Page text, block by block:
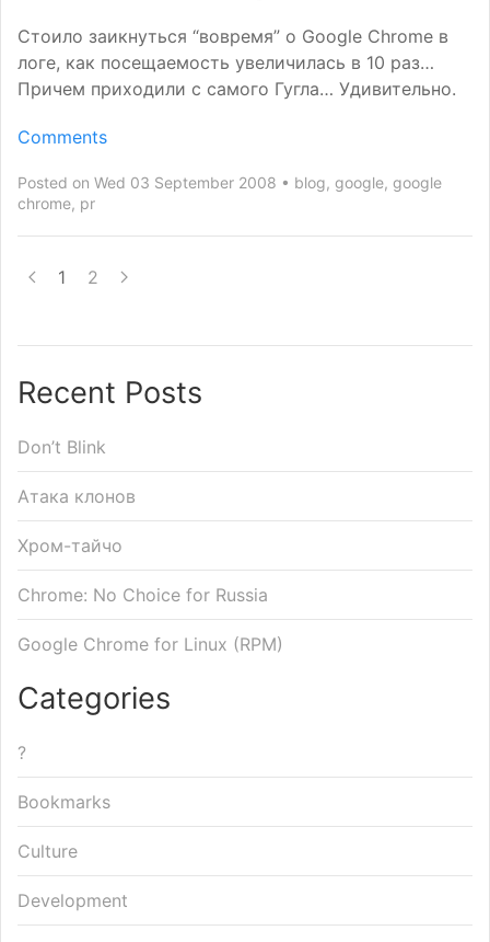
Стоило заикнуться “вовремя” о Google Chrome в
логе, как посещаемость увеличилась в 10 раз…
Причем приходили с самого Гугла… Удивительно.
Comments
Posted on Wed 03 September 2008 blog, google, google
chrome, pr
1 2
Recent Posts
Don’t Blink
Атака клонов
Хром-тайчо
Chrome: No Choice for Russia
Google Chrome for Linux (RPM)
Categories
?
Bookmarks
Culture
Development